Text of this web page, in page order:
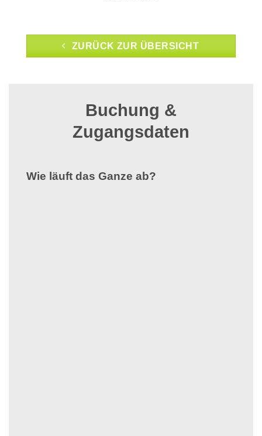
ZURÜCK ZUR ÜBERSICHT
Buchung &
Zugangsdaten
Wie läuft das Ganze ab?